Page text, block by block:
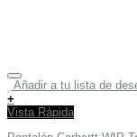
Añadir a tu lista de
+
Vista Rápida